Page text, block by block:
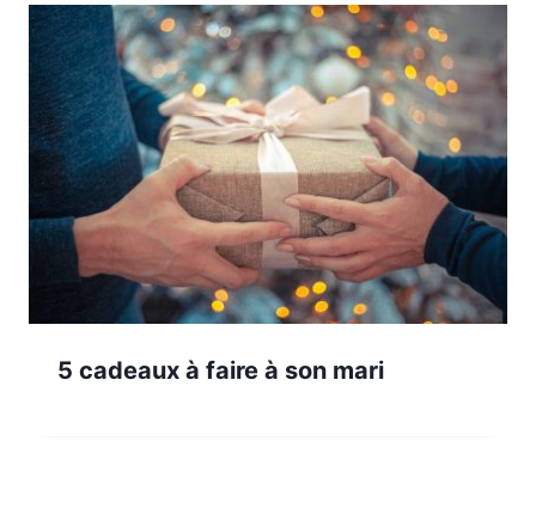
5 cadeaux à faire à son mari